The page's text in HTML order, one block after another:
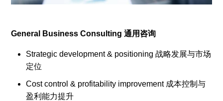
General Business Consulting 通用咨询
Strategic development & positioning 战略发展与市场
定位
Cost control & profitability improvement 成本控制与
盈利能力提升